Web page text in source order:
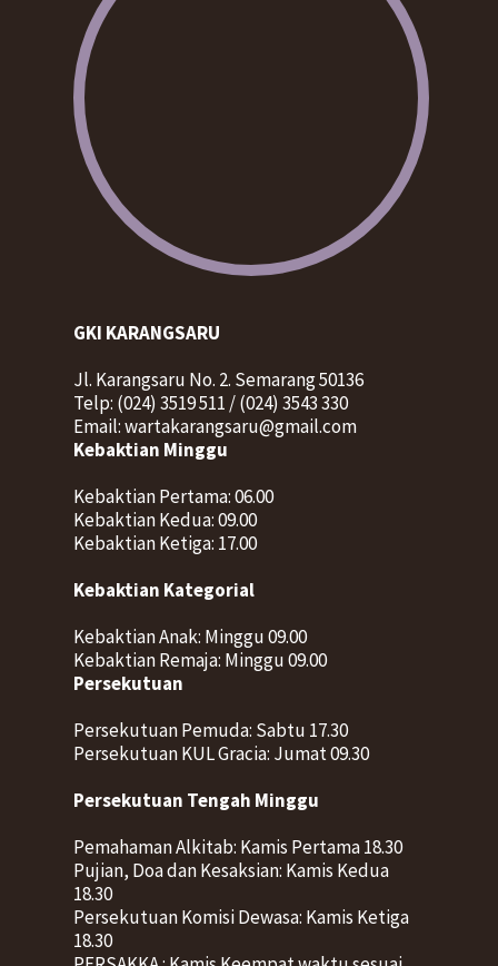
GKI KARANGSARU
Jl. Karangsaru No. 2. Semarang 50136
Telp: (024) 3519 511 / (024) 3543 330
Email: wartakarangsaru@gmail.com
Kebaktian Minggu
Kebaktian Pertama: 06.00
Kebaktian Kedua: 09.00
Kebaktian Ketiga: 17.00
Kebaktian Kategorial
Kebaktian Anak: Minggu 09.00
Kebaktian Remaja: Minggu 09.00
Persekutuan
Persekutuan Pemuda: Sabtu 17.30
Persekutuan KUL Gracia: Jumat 09.30
Persekutuan Tengah Minggu
Pemahaman Alkitab: Kamis Pertama 18.30
Pujian, Doa dan Kesaksian: Kamis Kedua
18.30
Persekutuan Komisi Dewasa: Kamis Ketiga
18.30